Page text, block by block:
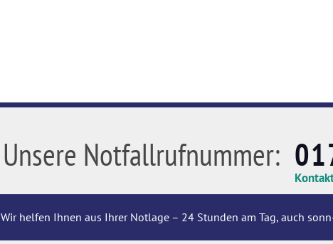
Unsere Notfallrufnummer:
Wir helfen Ihnen aus Ihrer Notlage – 24 Stunden am Tag, auch